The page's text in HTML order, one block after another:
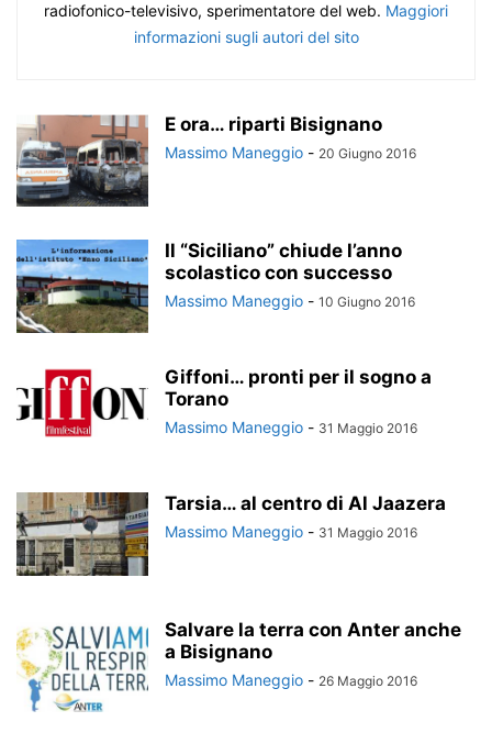
radiofonico-televisivo, sperimentatore del web. Maggiori
informazioni sugli autori del sito
E ora… riparti Bisignano
Massimo Maneggio - 20 Giugno 2016
Il “Siciliano” chiude l’anno
scolastico con successo
Massimo Maneggio - 10 Giugno 2016
Giffoni… pronti per il sogno a
Torano
Massimo Maneggio - 31 Maggio 2016
Tarsia… al centro di Al Jaazera
Massimo Maneggio - 31 Maggio 2016
Salvare la terra con Anter anche
a Bisignano
Massimo Maneggio - 26 Maggio 2016